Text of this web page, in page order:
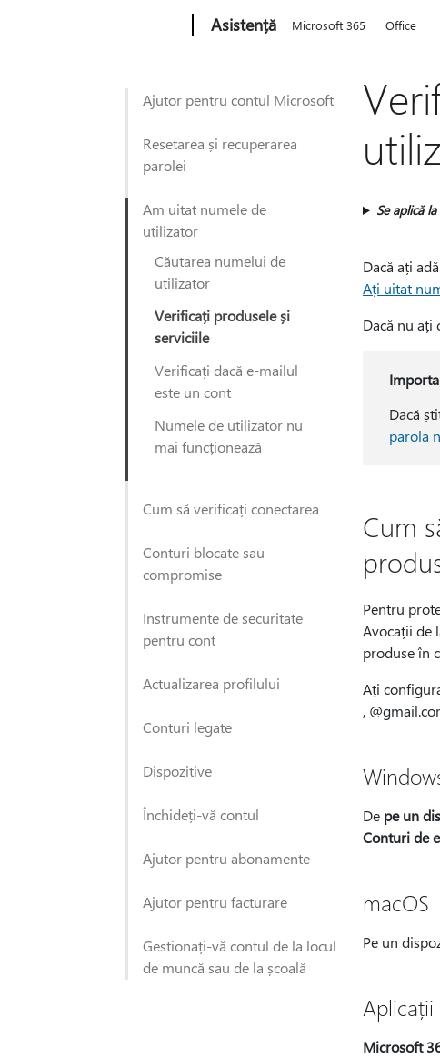
Asistență Microsoft 365 Office
Ajutor pentru contul Microsoft
Resetarea și recuperarea
parolei
Am uitat numele de
utilizator
Căutarea numelui de
utilizator
Verificați produsele și
serviciile
Verificați dacă e-mailul
este un cont
Numele de utilizator nu
mai funcționează
Cum să verificați conectarea
Conturi blocate sau
compromise
Instrumente de securitate
pentru cont
Actualizarea profilului
Conturi legate
Dispozitive
Închideți-vă contul
Ajutor pentru abonamente
Ajutor pentru facturare
Gestionați-vă contul de la locul
de muncă sau de la școală
Se aplică la
Dacă ați
Ați uitat
Dacă nu
Dacă
parola
Cum
Pentru
Avocații de
produse în
Ați
,
De pe un
Conturi de
macOS
Pe un
Microsoft